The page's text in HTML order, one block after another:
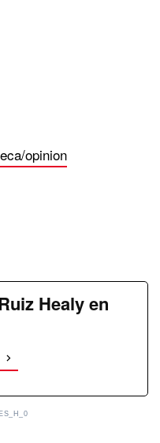
opinion
Healy en